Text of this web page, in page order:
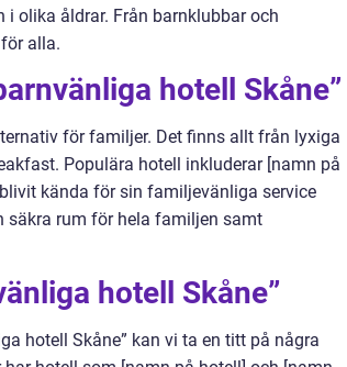
olika åldrar. Från barnklubbar och
alla.
hotell Skåne”
för familjer. Det finns allt från lyxiga
Populära hotell inkluderar [namn på
kända för sin familjevänliga service
säkra rum för hela familjen samt
hotell Skåne”
hotell Skåne” kan vi ta en titt på några